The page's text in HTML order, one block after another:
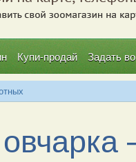
Купи-продай Задать